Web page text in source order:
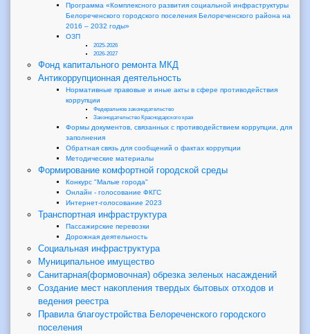
Программа «Комплексного развития социальной инфраструктуры
Белореченского городского поселения Белореченского района на
2016 – 2032 годы»
ОЗП
2025-2026
2026-2027
Фонд капитального ремонта МКД
Антикоррупционная деятельность
Нормативные правовые и иные акты в сфере противодействия
коррупции
Федеральное законодательство
Законодательство Краснодарского края
Формы документов, связанных с противодействием коррупции, для
заполнения
Обратная связь для сообщений о фактах коррупции
Методические материалы
Формирование комфортной городской среды
Конкурс "Малые города"
Онлайн - голосование ФКГС
Интернет-голосование 2023
Транспортная инфраструктура
Пассажирские перевозки
Дорожная деятельность
Социальная инфраструктура
Муниципальное имущество
Санитарная(формовочная) обрезка зеленых насаждений
Создание мест накопления твердых бытовых отходов и
ведения реестра
Правила благоустройства Белореченского городского
поселения